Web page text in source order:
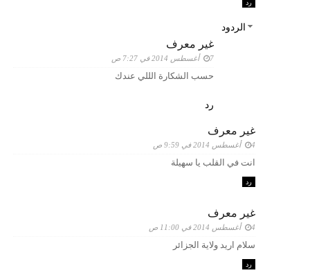
رد
الردود
غير معرف
7 أغسطس 2014 في 7:27 ص
حسب الشكارة الللي عندك
رد
غير معرف
4 أغسطس 2014 في 9:59 ص
انت في القلب يا سهيلة
رد
غير معرف
4 أغسطس 2014 في 11:00 ص
سلام اريد ولاية الجزائر
رد